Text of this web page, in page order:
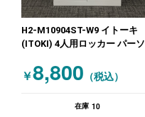
H2-M10904ST-W9 イトーキ
(ITOKI) 4人用ロッカー パーソ
（ナチュラル）
￥8,800 （税込）
在庫 10